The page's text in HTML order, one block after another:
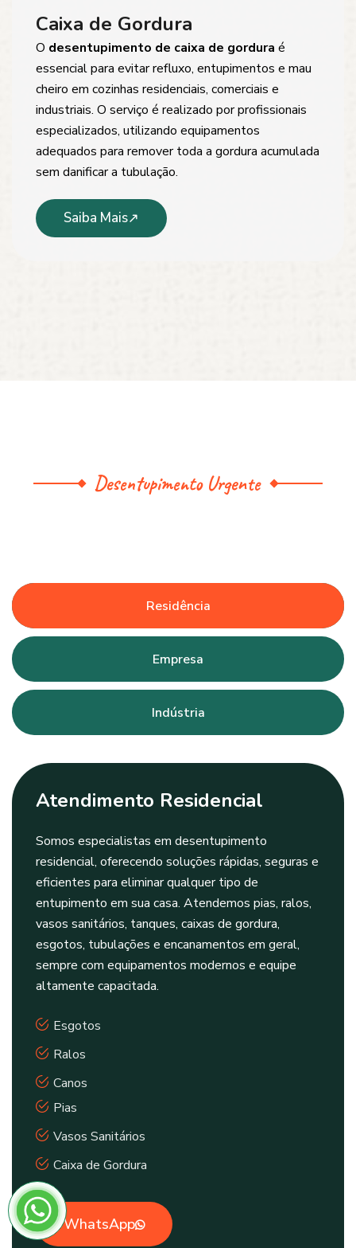
Caixa de Gordura
O desentupimento de caixa de gordura é
essencial para evitar refluxo, entupimentos e mau
cheiro em cozinhas residenciais, comerciais e
industriais. O serviço é realizado por profissionais
especializados, utilizando equipamentos
adequados para remover toda a gordura acumulada
sem danificar a tubulação.
Saiba Mais
Desentupimento Urgente
Residência
Empresa
Indústria
Atendimento Residencial
Somos especialistas em desentupimento
residencial, oferecendo soluções rápidas, seguras e
eficientes para eliminar qualquer tipo de
entupimento em sua casa. Atendemos pias, ralos,
vasos sanitários, tanques, caixas de gordura,
esgotos, tubulações e encanamentos em geral,
sempre com equipamentos modernos e equipe
altamente capacitada.
Esgotos
Ralos
Canos
Pias
Vasos Sanitários
Caixa de Gordura
WhatsApp